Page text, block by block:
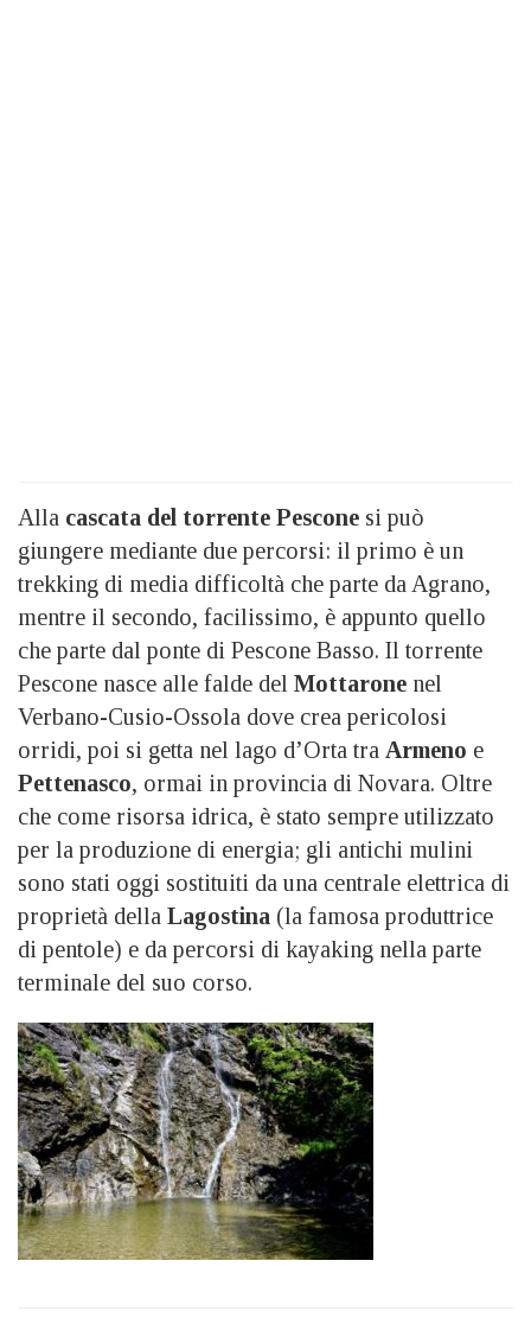
Alla cascata del torrente Pescone si può
giungere mediante due percorsi: il primo è un
trekking di media difficoltà che parte da Agrano,
mentre il secondo, facilissimo, è appunto quello
che parte dal ponte di Pescone Basso. Il torrente
Pescone nasce alle falde del Mottarone nel
Verbano-Cusio-Ossola dove crea pericolosi
orridi, poi si getta nel lago d’Orta tra Armeno e
Pettenasco, ormai in provincia di Novara. Oltre
che come risorsa idrica, è stato sempre utilizzato
per la produzione di energia; gli antichi mulini
sono stati oggi sostituiti da una centrale elettrica di
proprietà della Lagostina (la famosa produttrice
di pentole) e da percorsi di kayaking nella parte
terminale del suo corso.